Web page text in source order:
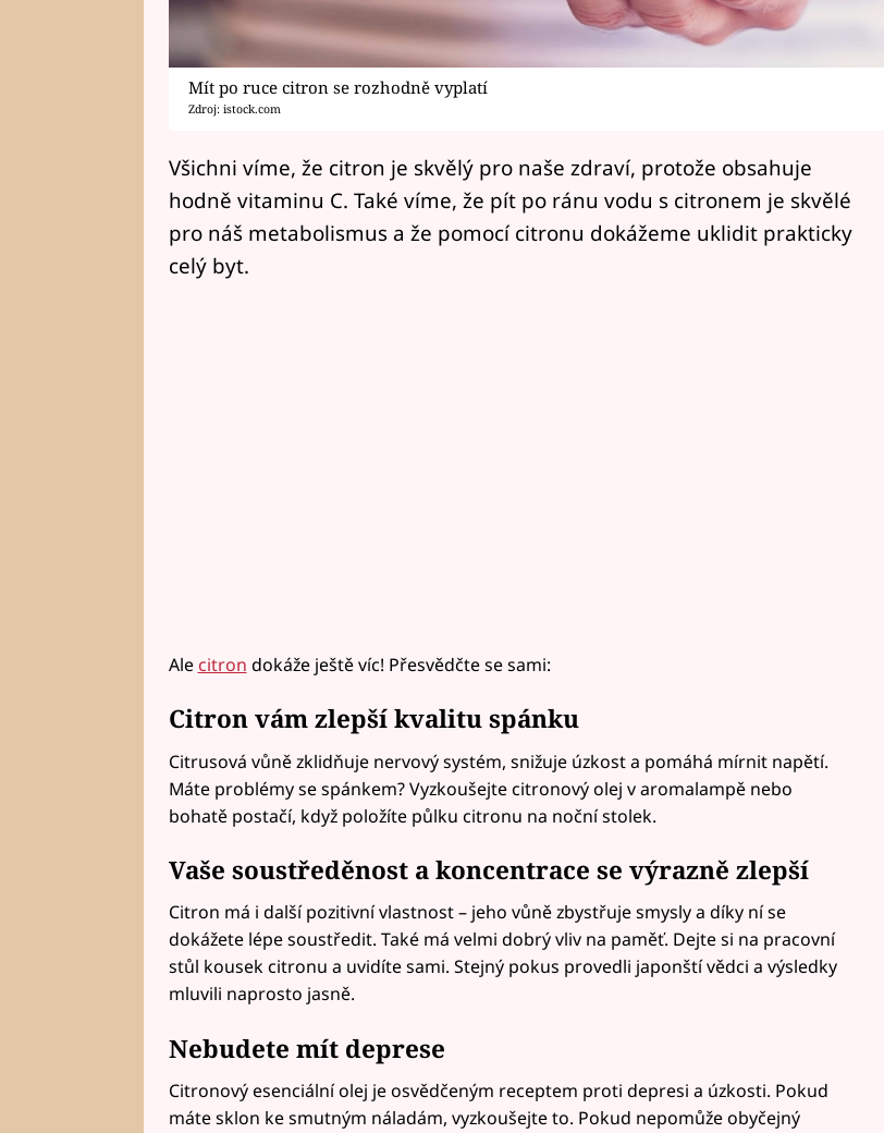
Mít po ruce citron se rozhodně vyplatí
Zdroj: istock.com
Všichni víme, že citron je skvělý pro naše zdraví, protože obsahuje
hodně vitaminu C. Také víme, že pít po ránu vodu s citronem je skvělé
pro náš metabolismus a že pomocí citronu dokážeme uklidit prakticky
celý byt.
Ale citron dokáže ještě víc! Přesvědčte se sami:
Citron vám zlepší kvalitu spánku
Citrusová vůně zklidňuje nervový systém, snižuje úzkost a pomáhá mírnit napětí.
Máte problémy se spánkem? Vyzkoušejte citronový olej v aromalampě nebo
bohatě postačí, když položíte půlku citronu na noční stolek.
Vaše soustředěnost a koncentrace se výrazně zlepší
Citron má i další pozitivní vlastnost – jeho vůně zbystřuje smysly a díky ní se
dokážete lépe soustředit. Také má velmi dobrý vliv na paměť. Dejte si na pracovní
stůl kousek citronu a uvidíte sami. Stejný pokus provedli japonští vědci a výsledky
mluvili naprosto jasně.
Nebudete mít deprese
Citronový esenciální olej je osvědčeným receptem proti depresi a úzkosti. Pokud
máte sklon ke smutným náladám, vyzkoušejte to. Pokud nepomůže obyčejný